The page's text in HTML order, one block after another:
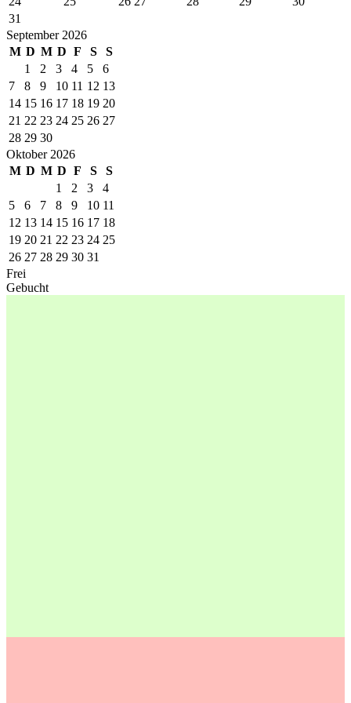
31
September 2026
M D M D F S
S
1
2 3 4 5
6
7
8 9 10 11 12 13
14 15 16 17 18 19 20
21 22 23 24 25 26 27
28 29 30
Oktober 2026
M D M D F S
S
1
2 3
4
5
6 7 8 9 10 11
12 13 14 15 16 17 18
19 20 21 22 23 24 25
26 27 28 29 30 31
Frei
Gebucht